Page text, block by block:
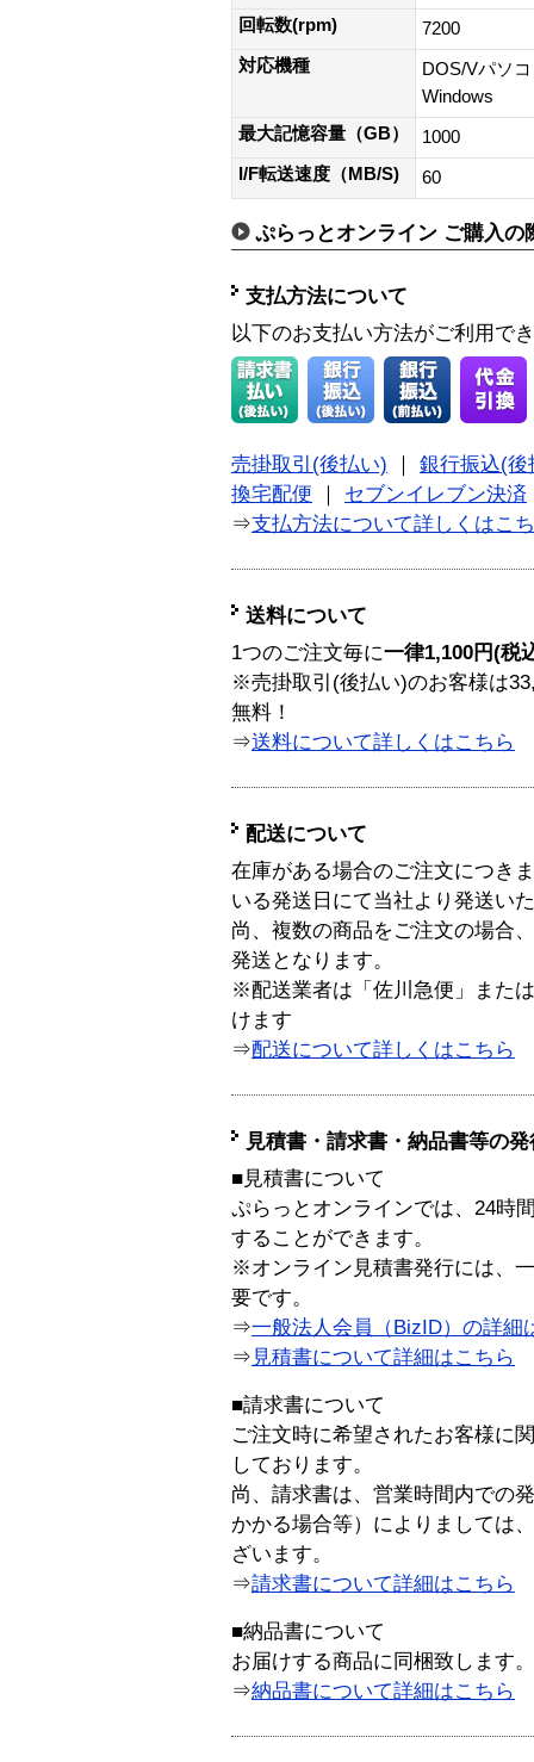
回転数(rpm)
7200
対応機種
DOS/Vパソ
Windows
最大記憶容量（GB）
1000
I/F転送速度（MB/S)
60
ぷらっとオンライン ご購入の
支払方法について
以下のお支払い方法がご利用で
売掛取引(後払い) ｜ 銀行振込(後
換宅配便 ｜ セブンイレブン決済
⇒支払方法について詳しくはこ
送料について
1つのご注文毎に一律1,100円(税
※売掛取引(後払い)のお客様は
無料！
⇒送料について詳しくはこちら
配送について
在庫がある場合のご注文につき
いる発送日にて当社より発送い
尚、複数の商品をご注文の場合
発送となります。
※配送業者は「佐川急便」また
けます
⇒配送について詳しくはこちら
見積書・請求書・納品書等の
■見積書について
ぷらっとオンラインでは、24時
することができます。
※オンライン見積書発行には、
要です。
⇒一般法人会員（BizID）の詳細
⇒ 見積書について詳細はこちら
■請求書について
ご注文時に希望されたお客様に
しております。
尚、請求書は、営業時間内での
かかる場合等）によりましては
ざいます。
⇒請求書について詳細はこちら
■納品書について
お届けする商品に同梱致します。
⇒納品書について詳細はこちら